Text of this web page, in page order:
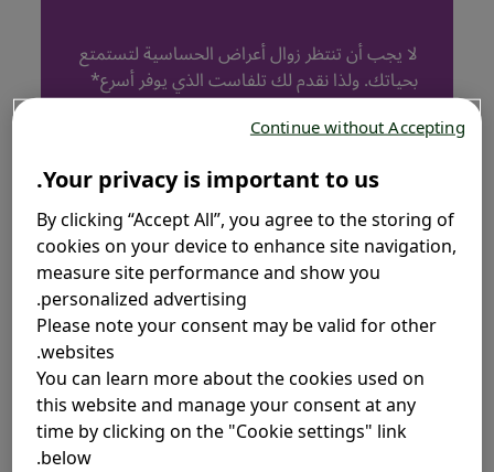
لا يجب أن تنتظر زوال أعراض الحساسية لتستمتع
بحياتك. ولذا نقدم لك تلفاست الذي يوفر أسرع*
راحة من الحساسية دون التسبب بالنعاس**
1,2,3,4 انطلق واستمتع بتفاصيل الحياة، تلفاست
هنا لحمايتك من الحساسية.
خفف من أعراض الحساسية
الموسمية بدون الشعور بالنعاس
Your privacy is important to us.
By clicking “Accept All”, you agree to the storing of
cookies on your device to enhance site navigation,
measure site performance and show you
personalized advertising.
Please note your consent may be valid for other
websites.
You can learn more about the cookies used on
this website and manage your consent at any
time by clicking on the "Cookie settings" link
below.
Continue without Accepting